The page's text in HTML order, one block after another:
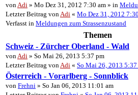
von Adi » Mo Dez 31, 2012 7:30 am » in
Letzter Beitrag von Adi « Mo Dez 31, 2012
Verfasst in Meldungen zum Strassenzustand
Themen
Schweiz - Zürcher Oberland - Wald
von Adi » So Mai 26, 2013 5:37 pm
Letzter Beitrag von Adi « So Mai 26, 2013 5:37
Österreich - Vorarlberg - Sonnblick
von Frehni » So Jan 06, 2013 11:01 am